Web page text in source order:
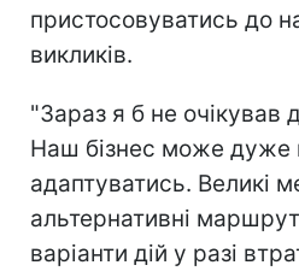
пристосовуватись до
викликів.
"Зараз я б не очікував
Наш бізнес може дуже
адаптуватись. Великі
альтернативні
варіанти дій у разі